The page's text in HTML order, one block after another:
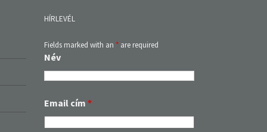
HÍRLEVÉL
Fields marked with an *are required
Név
Email cím *